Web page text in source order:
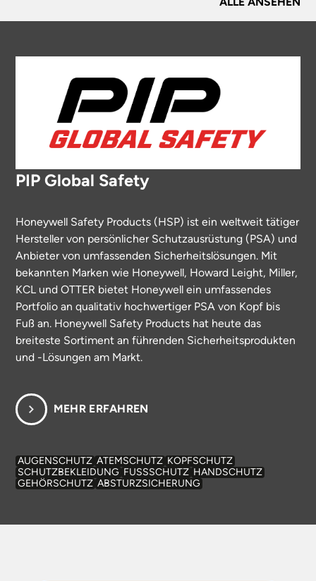
PIP Global Safety
Honeywell Safety Products (HSP) ist ein weltweit tätiger
Hersteller von persönlicher Schutzausrüstung (PSA) und
Anbieter von umfassenden Sicherheitslösungen. Mit
bekannten Marken wie Honeywell, Howard Leight, Miller,
KCL und OTTER bietet Honeywell ein umfassendes
Portfolio an qualitativ hochwertiger PSA von Kopf bis
Fuß an. Honeywell Safety Products hat heute das
breiteste Sortiment an führenden Sicherheitsprodukten
und -Lösungen am Markt.
MEHR ERFAHREN
AUGENSCHUTZ ATEMSCHUTZ KOPFSCHUTZ
SCHUTZBEKLEIDUNG FUSSSCHUTZ HANDSCHUTZ
GEHÖRSCHUTZ ABSTURZSICHERUNG